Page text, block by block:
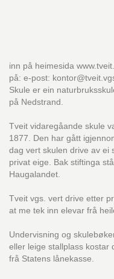
inn på heimesida
på: e-post:
Skule er ein
på Nedstrand.
Tveit vidaregåande skule
1877. Den har gått
dag vert skulen drive av ei
privat eige. Bak stiftinga
Haugalandet.
Tveit vgs. vert drive etter
at me tek inn elevar frå
Undervisning og
eller leige stallplass
frå Statens lånekasse.